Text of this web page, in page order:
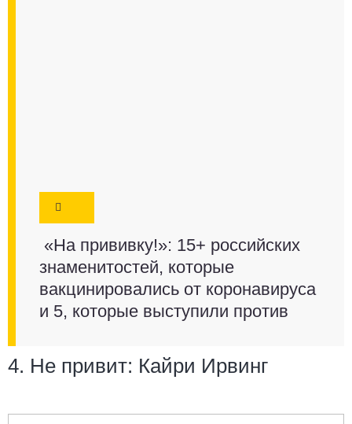
«На прививку!»: 15+ российских
знаменитостей, которые
вакцинировались от коронавируса
и 5, которые выступили против
4. Не привит: Кайри Ирвинг